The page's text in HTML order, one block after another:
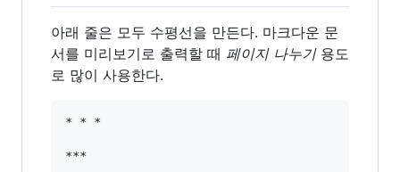
아래 줄은 모두 수평선을 만든다. 마크다운 문
서를 미리보기로 출력할 때 페이지 나누기용도
로 많이 사용한다.
* * *
***